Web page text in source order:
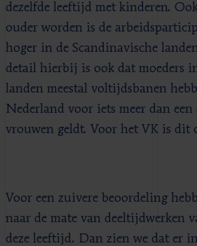
dezelfde leeftijd met kinderen.
ouder worden is de
hoger in de Scandinavische
detail hierbij is ook dat moeders
landen meestal voltijdsbanen
Nederland voor iets meer dan een
vrouwen geldt. Voor het VK is dit
Voor een zuivere beoordeling
naar de mate van deeltijdwerken
deze leeftijd. Dan zien we dat er